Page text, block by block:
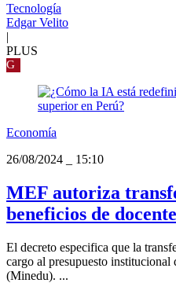
Tecnología
Edgar Velito
|
PLUS
G
Economía
26/08/2024
15:10
MEF autoriza
beneficios de
El decreto especifica que la
cargo al presupuesto
(Minedu). ...